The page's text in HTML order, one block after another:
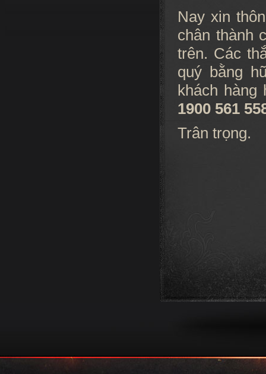
Nay xin
chân thành
trên. Các
quý bằng
khách
1900 561
Trân trọng.